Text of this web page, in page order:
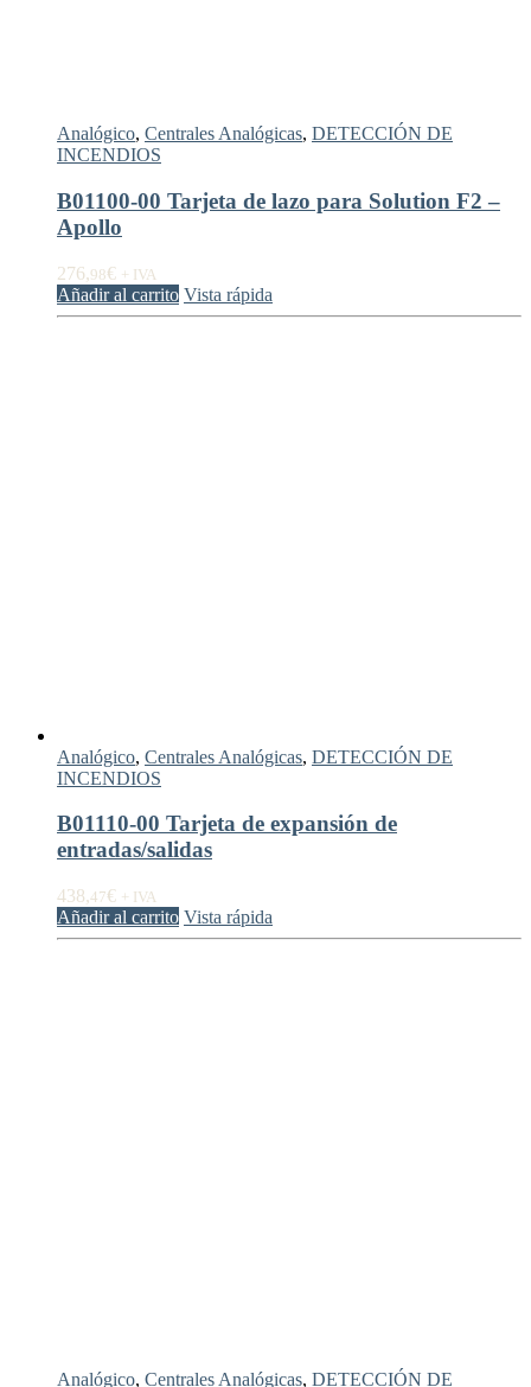
Analógico, Centrales Analógicas, DETECCIÓN DE
INCENDIOS
B01100-00 Tarjeta de lazo para Solution F2 –
Apollo
276,98€ + IVA
Añadir al carrito Vista rápida
Analógico, Centrales Analógicas, DETECCIÓN DE
INCENDIOS
B01110-00 Tarjeta de expansión de
entradas/salidas
438,47€ + IVA
Añadir al carrito Vista rápida
Analógico, Centrales Analógicas, DETECCIÓN DE